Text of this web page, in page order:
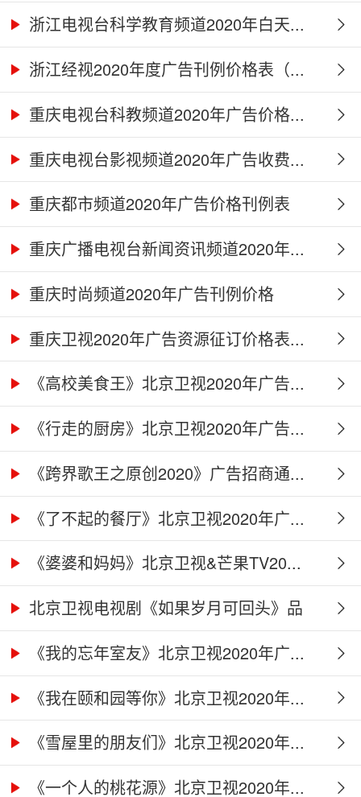
浙江电视台科学教育频道2020年白天...
浙江经视2020年度广告刊例价格表（...
重庆电视台科教频道2020年广告价格...
重庆电视台影视频道2020年广告收费...
重庆都市频道2020年广告价格刊例表
重庆广播电视台新闻资讯频道2020年...
重庆时尚频道2020年广告刊例价格
重庆卫视2020年广告资源征订价格表...
《高校美食王》北京卫视2020年广告...
《行走的厨房》北京卫视2020年广告...
《跨界歌王之原创2020》广告招商通...
《了不起的餐厅》北京卫视2020年广...
《婆婆和妈妈》北京卫视&芒果TV20...
北京卫视电视剧《如果岁月可回头》品
牌...《我的忘年室友》北京卫视2020年广...
《我在颐和园等你》北京卫视2020年...
《雪屋里的朋友们》北京卫视2020年...
《一个人的桃花源》北京卫视2020年...